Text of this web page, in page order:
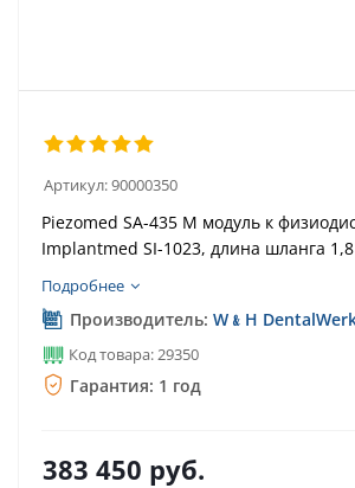
Артикул:90000350
Piezomed SA-435 M модуль к
Implantmed SI-1023, длина шланга
Подробнее
Производитель: W﹠H
Код товара: 29350
Гарантия: 1 год
383 450 руб.